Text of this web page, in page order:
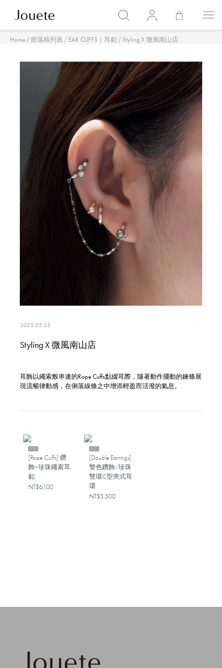
Home / 部落格列表 / EAR CUFFS｜耳釦 / Styling X 微風南山店
2025.05.25
Styling X 微風南山店
耳飾以繩索般串連的Rope Cuffs點綴耳際，隨著動作擺動的鍊條展
現流暢律動感，在俐落線條之中增添輕盈而活潑的氣息。
[Rope Cuffs] 鑽
飾×珍珠繩索耳
釦
NT$6,100
[Double Earrings]
雙色鑽飾/珍珠
雙環C型夾式耳
環
NT$5,500